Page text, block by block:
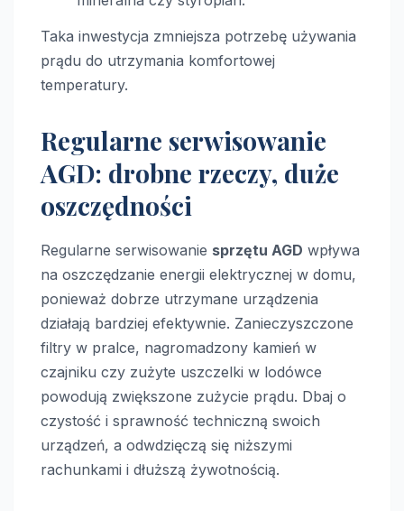
Taka inwestycja zmniejsza potrzebę używania
prądu do utrzymania komfortowej
temperatury.
Regularne serwisowanie
AGD: drobne rzeczy, duże
oszczędności
Regularne serwisowanie sprzętu AGD wpływa
na oszczędzanie energii elektrycznej w domu,
ponieważ dobrze utrzymane urządzenia
działają bardziej efektywnie. Zanieczyszczone
filtry w pralce, nagromadzony kamień w
czajniku czy zużyte uszczelki w lodówce
powodują zwiększone zużycie prądu. Dbaj o
czystość i sprawność techniczną swoich
urządzeń, a odwdzięczą się niższymi
rachunkami i dłuższą żywotnością.